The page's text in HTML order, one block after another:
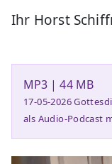
Ihr Horst
MP3 | 44 MB
17-05-2026
als Audio-Podcast